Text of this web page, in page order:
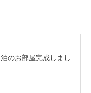
のお部屋完成しまし